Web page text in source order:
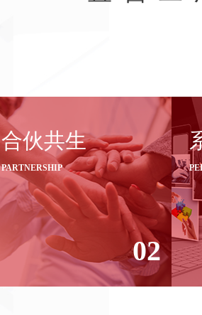
合伙共生，链接赋
能
合伙共生
PARTNERSHIP
02
PARTNERSHIP SYMBIOSIS,
LINK EMPOWERMENT